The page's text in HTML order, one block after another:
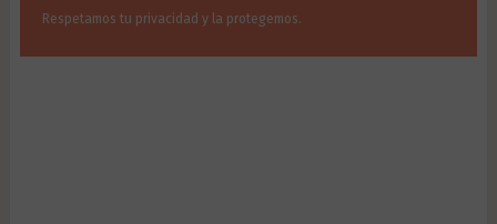
Respetamos tu privacidad y la protegemos.